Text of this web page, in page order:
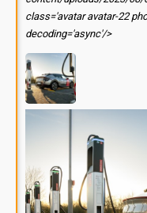
class='avatar avatar-22
decoding='async'/>